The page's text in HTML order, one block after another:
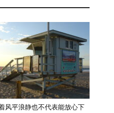
风平浪静也不代表能放心下